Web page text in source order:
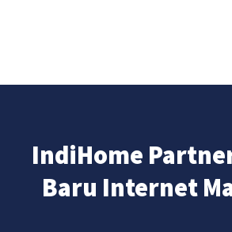
IndiHome
Baru Internet